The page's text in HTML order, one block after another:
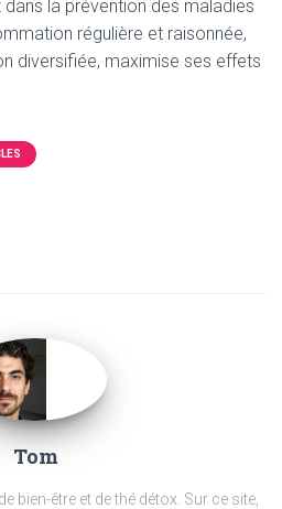
la prévention des maladies
régulière et raisonnée,
diversifiée, maximise ses effets
Tom
bien-être et de thé détox. Sur ce site,